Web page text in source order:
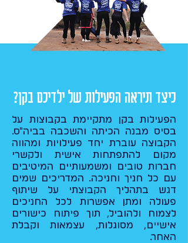
כיצד תיראה הפעילות של ילדיכם בקן?
הפעילות בקן מתקיימת בקבוצות על
בסיס מבנה הכיתה והשכבה בביה"ס.
הקבוצה עוברת יחד פעילויות ומהווה
מקום להתפתחות אישית ולקשרי
חברות טובים ומשמעותיים המיטיבים
עם כל חניך וחניכה. המדריכים שמים
דגש בתהליך הקבוצתי על שיתוף
פעולה ומתן אפשרות לכל החניכים
לצמוח ולהוביל, תוך פיתוח כישורים
אישיים, מסוגלות, עצמאות וקבלת
האחר.